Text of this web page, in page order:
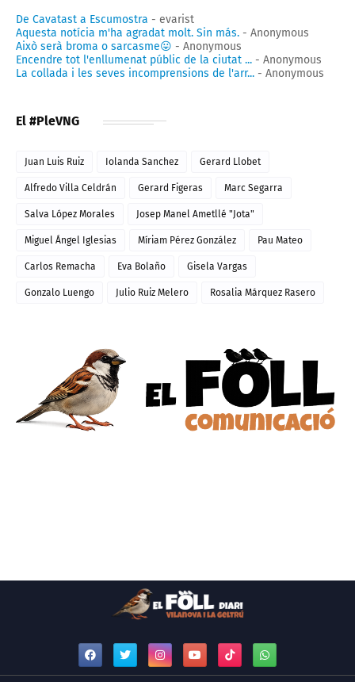
De Cavatast a Escumostra - evarist
Aquesta notícia m'ha agradat molt. Sin más. - Anonymous
Això serà broma o sarcasme😛 - Anonymous
Encendre tot l'enllumenat públic de la ciutat ... - Anonymous
La collada i les seves incomprensions de l'arr... - Anonymous
El #PleVNG
Juan Luis Ruiz Iolanda Sanchez Gerard Llobet
Alfredo Villa Celdrán Gerard Figeras Marc Segarra
Salva López Morales Josep Manel Ametllé "Jota"
Miguel Ángel Iglesias Míriam Pérez González Pau Mateo
Carlos Remacha Eva Bolaño Gisela Vargas
Gonzalo Luengo Julio Ruiz Melero Rosalia Márquez Rasero